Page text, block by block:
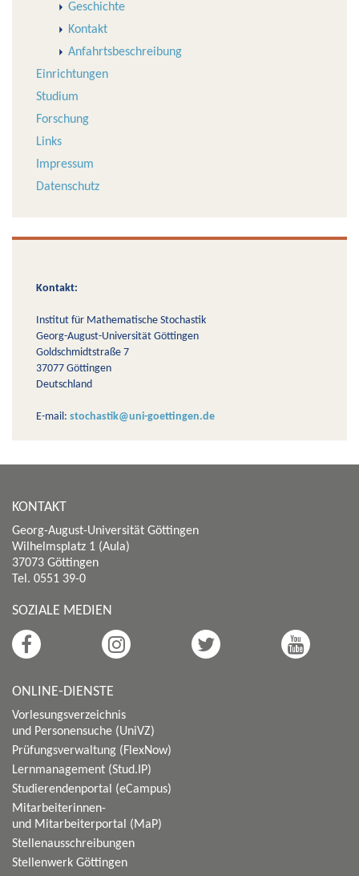
Geschichte
Kontakt
Anfahrtsbeschreibung
Einrichtungen
Studium
Forschung
Links
Impressum
Datenschutz
Kontakt:
Institut für Mathematische Stochastik
Georg-August-Universität Göttingen
Goldschmidtstraße 7
37077 Göttingen
Deutschland
E-mail: stochastik@uni-goettingen.de
KONTAKT
Georg-August-Universität Göttingen
Wilhelmsplatz 1 (Aula)
37073 Göttingen
Tel. 0551 39-0
SOZIALE MEDIEN
ONLINE-DIENSTE
Vorlesungsverzeichnis
und Personensuche (UniVZ)
Prüfungsverwaltung (FlexNow)
Lernmanagement (Stud.IP)
Studierendenportal (eCampus)
Mitarbeiterinnen-
und Mitarbeiterportal (MaP)
Stellenausschreibungen
Stellenwerk Göttingen